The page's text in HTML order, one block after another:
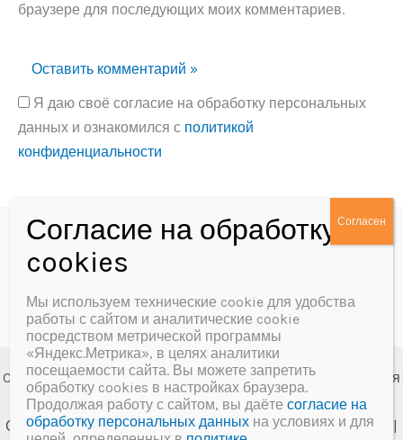
браузере для последующих моих комментариев.
Я даю своё согласие на обработку персональных
данных и ознакомился с политикой
конфиденциальности
Политика конфиденциальности
Copyright © 2026 МБУК «Далматовская межпоселенческая
центральная библиотека им. А.Ф. Мерзлякова»
Создание сайта и сопровождениеВеб-студия "У-Лабнет" |
Мы используем технические cookie для удобства
работы с сайтом и аналитические cookie
посредством метрической программы
«Яндекс.Метрика», в целях аналитики
посещаемости сайта. Вы можете запретить
обработку cookies в настройках браузера.
Продолжая работу с сайтом, вы даётесогласие на
обработку персональных данных на условиях и для